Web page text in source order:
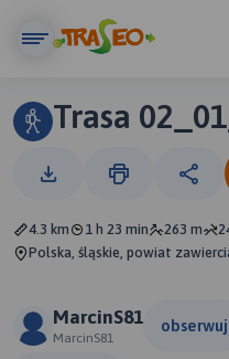
Trasa
4.3 km 1 h 23 min 263 m
Polska, śląskie, powiat
MarcinS81
MarcinS81
obserwuj